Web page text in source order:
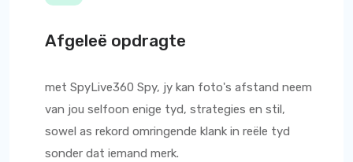
Afgeleë opdragte
met SpyLive360 Spy, jy kan foto's afstand neem
van jou selfoon enige tyd, strategies en stil,
sowel as rekord omringende klank in reële tyd
sonder dat iemand merk.